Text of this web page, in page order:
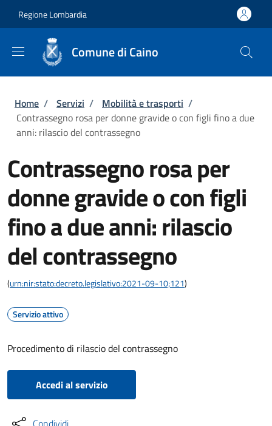
Regione Lombardia
Comune di Caino
Briciole di pane
Home / Servizi / Mobilità e trasporti /
Contrassegno rosa per donne gravide o con figli fino a due
anni: rilascio del contrassegno
Contrassegno rosa per
donne gravide o con figli
fino a due anni: rilascio
del contrassegno
(urn:nir:stato:decreto.legislativo:2021-09-10;121)
Servizio attivo
Procedimento di rilascio del contrassegno
Accedi al servizio